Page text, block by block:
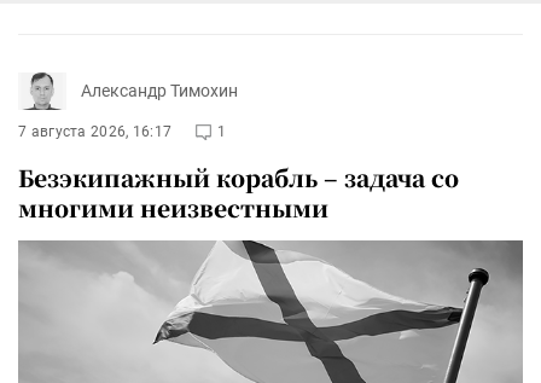
Александр Тимохин
7 августа 2026, 16:17 1
Безэкипажный корабль – задача со
многими неизвестными